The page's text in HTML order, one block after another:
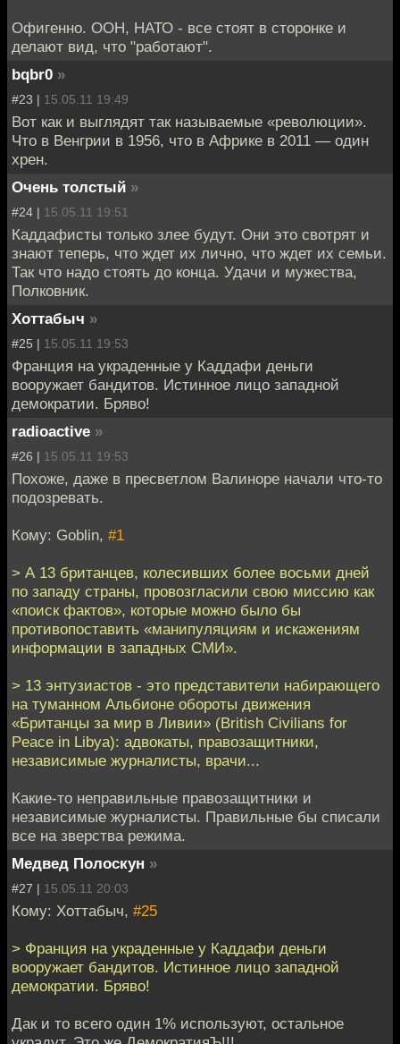
Офигенно. ООН, НАТО - все стоят в сторонке и
делают вид, что "работают".
bqbr0 »
#23 | 15.05.11 19:49
Вот как и выглядят так называемые «революции».
Что в Венгрии в 1956, что в Африке в 2011 — один
хрен.
Очень толстый »
#24 | 15.05.11 19:51
Каддафисты только злее будут. Они это свотрят и
знают теперь, что ждет их лично, что ждет их семьи.
Так что надо стоять до конца. Удачи и мужества,
Полковник.
Хоттабыч »
#25 | 15.05.11 19:53
Франция на украденные у Каддафи деньги
вооружает бандитов. Истинное лицо западной
демократии. Бряво!
radioactive »
#26 | 15.05.11 19:53
Похоже, даже в пресветлом Валиноре начали что-то
подозревать.
Кому: Goblin, #1
> А 13 британцев, колесивших более восьми дней
по западу страны, провозгласили свою миссию как
«поиск фактов», которые можно было бы
противопоставить «манипуляциям и искажениям
информации в западных СМИ».
> 13 энтузиастов - это представители набирающего
на туманном Альбионе обороты движения
«Британцы за мир в Ливии» (British Civilians for
Peace in Libya): адвокаты, правозащитники,
независимые журналисты, врачи...
Какие-то неправильные правозащитники и
независимые журналисты. Правильные бы списали
все на зверства режима.
Медвед Полоскун »
#27 | 15.05.11 20:03
Кому: Хоттабыч, #25
> Франция на украденные у Каддафи деньги
вооружает бандитов. Истинное лицо западной
демократии. Бряво!
Дак и то всего один 1% используют, остальное